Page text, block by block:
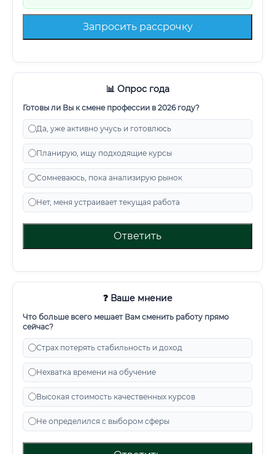
Запросить рассрочку
📊 Опрос года
Готовы ли Вы к смене профессии в 2026 году?
Да, уже активно учусь и готовлюсь
Планирую, ищу подходящие курсы
Сомневаюсь, пока анализирую рынок
Нет, меня устраивает текущая работа
Ответить
❓ Ваше мнение
Что больше всего мешает Вам сменить работу прямо
сейчас?
Страх потерять стабильность и доход
Нехватка времени на обучение
Высокая стоимость качественных курсов
Не определился с выбором сферы